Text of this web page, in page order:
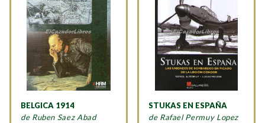
BELGICA 1914
de Ruben Saez Abad
STUKAS EN ESPAÑA
de Rafael Permuy Lopez